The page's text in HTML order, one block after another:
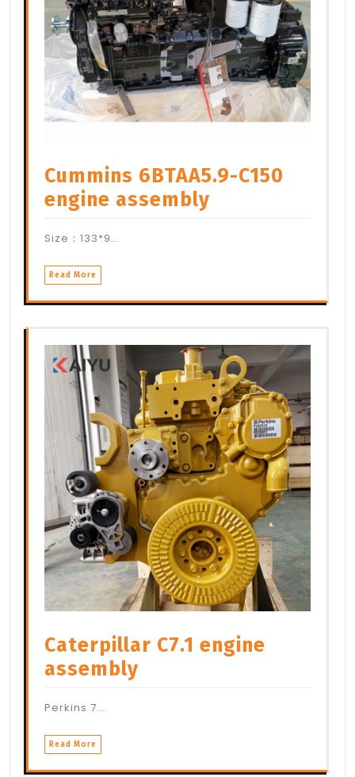
Cummins 6BTAA5.9-C150
engine assembly
Size：133*9…
Read More
Caterpillar C7.1 engine
assembly
Perkins 7.…
Read More